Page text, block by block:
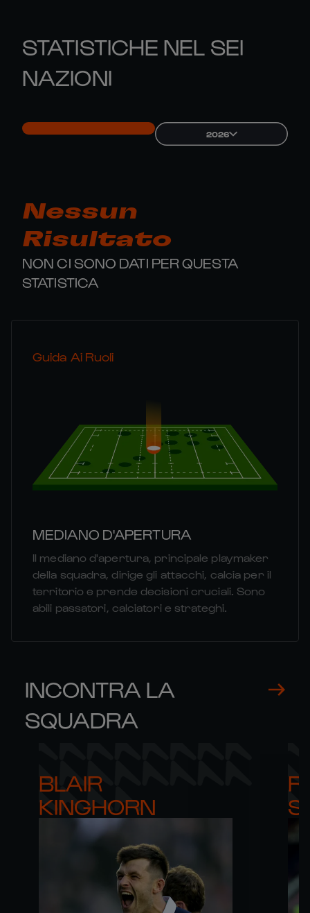
STATISTICHE NEL SEI
NAZIONI
2026
Nessun
Risultato
NON CI SONO DATI PER QUESTA
STATISTICA
Guida Ai Ruoli
MEDIANO D'APERTURA
Il mediano d'apertura, principale playmaker
della squadra, dirige gli attacchi, calcia per il
territorio e prende decisioni cruciali. Sono
abili passatori, calciatori e strateghi.
INCONTRA LA
SQUADRA
BLAIR
KINGHORN